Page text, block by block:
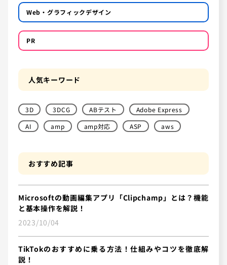
Web・グラフィックデザイン
PR
人気キーワード
3D 3DCG ABテスト
Adobe Express
AI
amp amp対応 ASP aws
おすすめ記事
Microsoftの動画編集アプリ「Clipchamp」とは？機能
と基本操作を解説！
2023/10/04
TikTokのおすすめに乗る方法！仕組みやコツを徹底解
説！